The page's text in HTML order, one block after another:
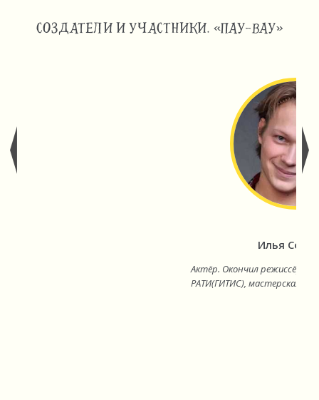
СОЗДАТЕЛИ И УЧАСТНИКИ. «ПАУ-ВАУ»
Илья
Актёр. Окончил
РАТИ(ГИТИС), мастерская О.